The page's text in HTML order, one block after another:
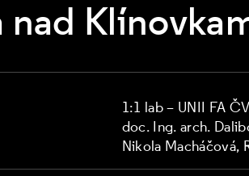
nad
1:1 lab – UNII FA
doc. Ing. arch.
Nikola Macháčová,